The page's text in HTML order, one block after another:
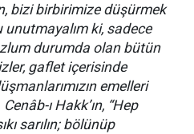
bizi birbirimize düşürmek
unutmayalım ki, sadece
durumda olan bütün
gaflet içerisinde
emelleri
ı Hakk’ın, “Hep
sarılın; bölünüp